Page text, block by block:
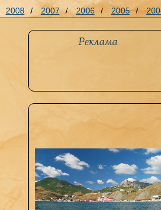
2008 / 2007 / 2006 / 2005 /
Реклама